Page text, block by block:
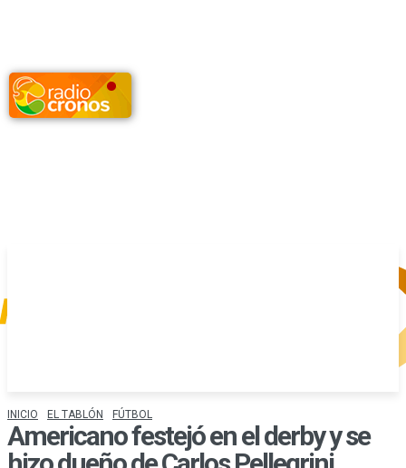
INICIO EL TABLÓN FÚTBOL
Americano festejó en el derby y se